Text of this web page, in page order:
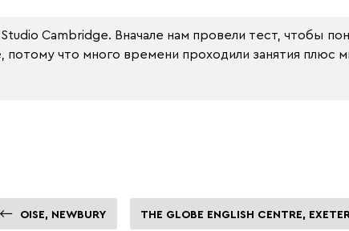
Cambridge. Вначале нам провели тест, чтобы
что много времени проходили занятия плюс
OISE, NEWBURY THE GLOBE ENGLISH CENTRE, EXETER